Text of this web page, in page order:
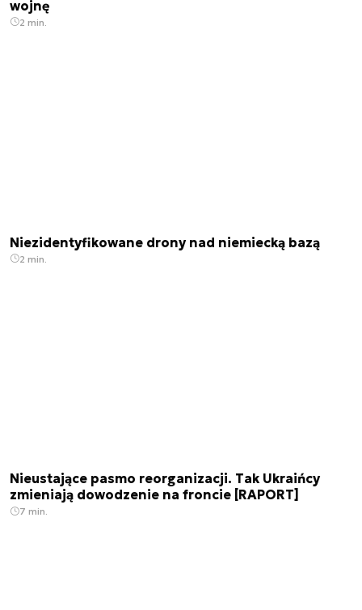
wojnę
2 min.
Niezidentyfikowane drony nad niemiecką bazą
2 min.
Nieustające pasmo reorganizacji. Tak Ukraińcy
zmieniają dowodzenie na froncie [RAPORT]
7 min.